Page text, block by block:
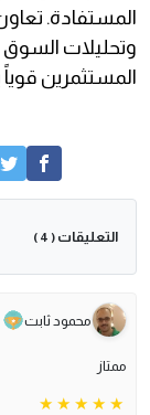
المستفادة.
المستثمرين
التعليقات ( 4 )
محمود ثابت
ممتاز